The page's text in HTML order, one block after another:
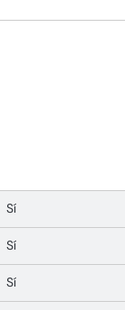
Sí
Sí
Sí